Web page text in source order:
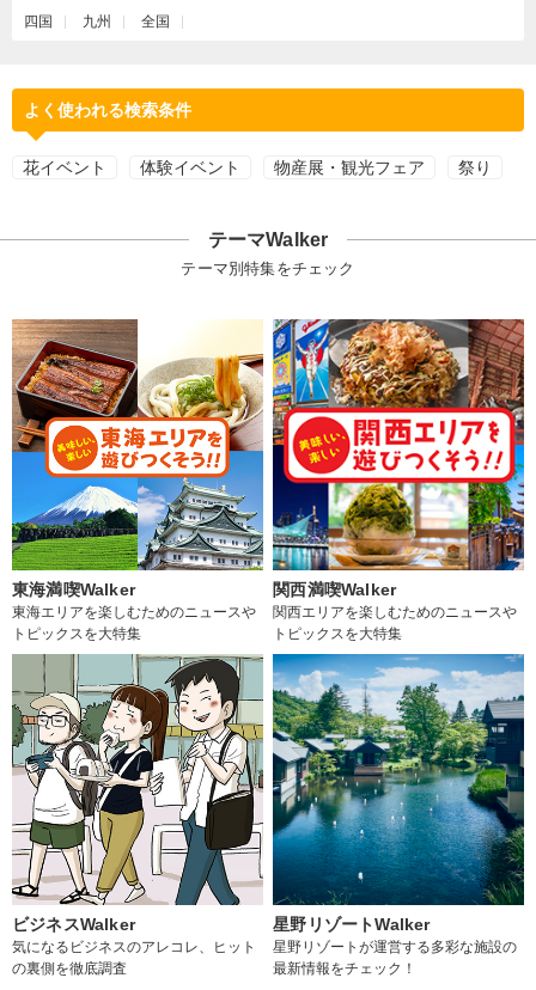
四国 九州 全国
よく使われる検索条件
花イベント 体験イベント 物産展・観光フェア 祭り
テーマWalker
テーマ別特集をチェック
東海満喫Walker
東海エリアを楽しむためのニュースや
トピックスを大特集
関西満喫Walker
関西エリアを楽しむためのニュースや
トピックスを大特集
ビジネスWalker
気になるビジネスのアレコレ、ヒット
の裏側を徹底調査
星野リゾートWalker
星野リゾートが運営する多彩な施設の
最新情報をチェック！